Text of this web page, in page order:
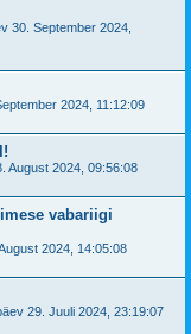
30. September 2024,
2024, 11:12:09
August 2024, 09:56:08
vabariigi
2024, 14:05:08
29. Juuli 2024, 23:19:07